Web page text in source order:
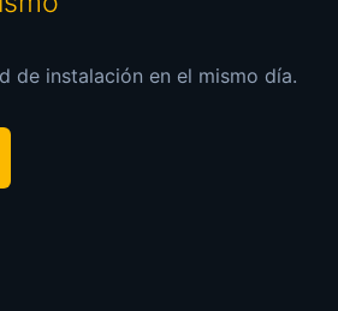
de instalación en el mismo día.